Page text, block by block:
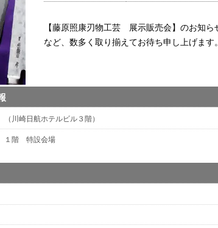
【藤原照康刃物工芸 展示販売会】のお知
など、数多く取り揃えてお待ち申し上げ
川崎日航ホテルビル３階）
１階 特設会場